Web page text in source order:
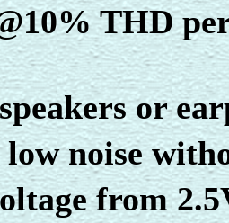
THD
or
noise
from